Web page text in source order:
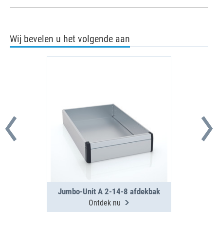
Wij bevelen u het volgende aan
Jumbo-Unit A 2-14-8 afdekbak
Ontdek nu